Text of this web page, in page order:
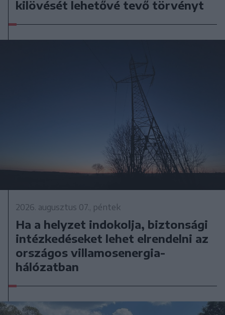
kilövését lehetővé tevő törvényt
2026. augusztus 07., péntek
Ha a helyzet indokolja, biztonsági
intézkedéseket lehet elrendelni az
országos villamosenergia-
hálózatban